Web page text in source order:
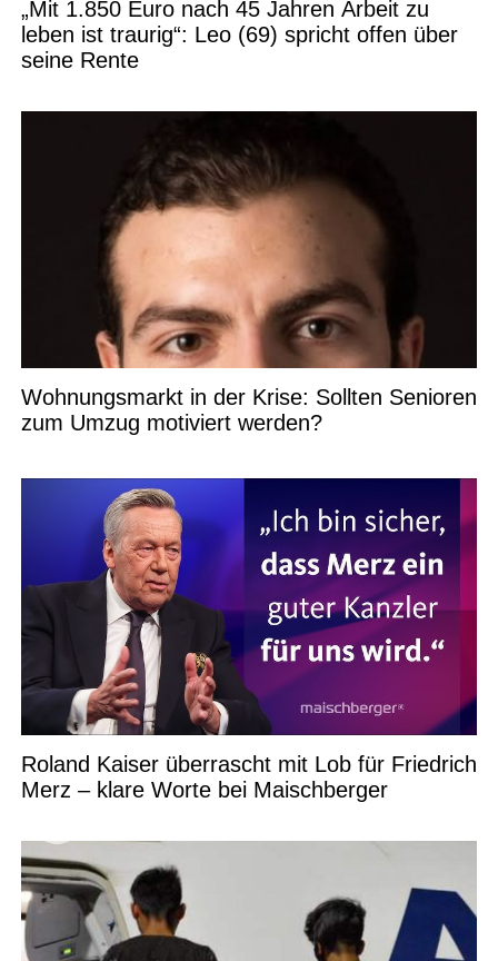
„Mit 1.850 Euro nach 45 Jahren Arbeit zu
leben ist traurig“: Leo (69) spricht offen über
seine Rente
Wohnungsmarkt in der Krise: Sollten Senioren
zum Umzug motiviert werden?
Roland Kaiser überrascht mit Lob für Friedrich
Merz – klare Worte bei Maischberger